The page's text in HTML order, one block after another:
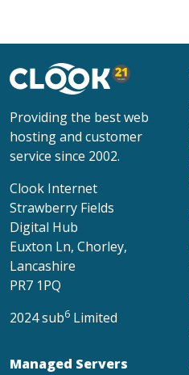
Providing the best web
hosting and customer
service since 2002.
Clook Internet
Strawberry Fields
Digital Hub
Euxton Ln, Chorley,
Lancashire
PR7 1PQ
2024 sub6 Limited
Managed Servers